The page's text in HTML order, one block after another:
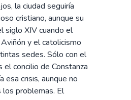
la ciudad seguiría
cristiano, aunque su
siglo XIV cuando el
y el catolicismo
sedes. Sólo con el
el concilio de Constanza
esa crisis, aunque no
los problemas. El